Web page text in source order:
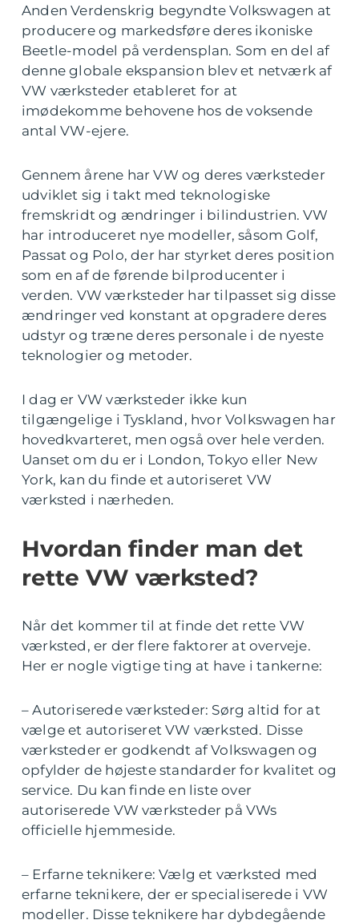
Anden Verdenskrig begyndte Volkswagen at
producere og markedsføre deres ikoniske
Beetle-model på verdensplan. Som en del af
denne globale ekspansion blev et netværk af
VW værksteder etableret for at
imødekomme behovene hos de voksende
antal VW-ejere.
Gennem årene har VW og deres værksteder
udviklet sig i takt med teknologiske
fremskridt og ændringer i bilindustrien. VW
har introduceret nye modeller, såsom Golf,
Passat og Polo, der har styrket deres position
som en af de førende bilproducenter i
verden. VW værksteder har tilpasset sig disse
ændringer ved konstant at opgradere deres
udstyr og træne deres personale i de nyeste
teknologier og metoder.
I dag er VW værksteder ikke kun
tilgængelige i Tyskland, hvor Volkswagen har
hovedkvarteret, men også over hele verden.
Uanset om du er i London, Tokyo eller New
York, kan du finde et autoriseret VW
værksted i nærheden.
Hvordan finder man det
rette VW værksted?
Når det kommer til at finde det rette VW
værksted, er der flere faktorer at overveje.
Her er nogle vigtige ting at have i tankerne:
– Autoriserede værksteder: Sørg altid for at
vælge et autoriseret VW værksted. Disse
værksteder er godkendt af Volkswagen og
opfylder de højeste standarder for kvalitet og
service. Du kan finde en liste over
autoriserede VW værksteder på VWs
officielle hjemmeside.
– Erfarne teknikere: Vælg et værksted med
erfarne teknikere, der er specialiserede i VW
modeller. Disse teknikere har dybdegående